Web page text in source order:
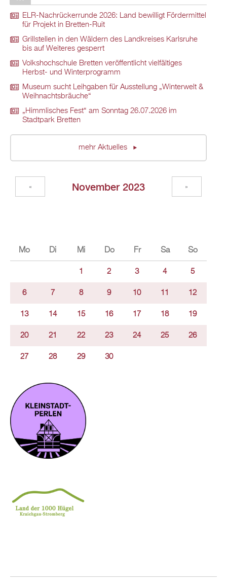
ELR-Nachrückerrunde 2026: Land bewilligt Fördermittel
für Projekt in Bretten-Ruit
Grillstellen in den Wäldern des Landkreises Karlsruhe
bis auf Weiteres gesperrt
Volkshochschule Bretten veröffentlicht vielfältiges
Herbst- und Winterprogramm
Museum sucht Leihgaben für Ausstellung „Winterwelt &
Weihnachtsbräuche“
„Himmlisches Fest“ am Sonntag 26.07.2026 im
Stadtpark Bretten
mehr Aktuelles
November 2023
« »
Mo Di Mi Do Fr Sa So
1 2 3 4 5
6 7 8 9 10 11 12
13 14 15 16 17 18 19
20 21 22 23 24 25 26
27 28 29 30